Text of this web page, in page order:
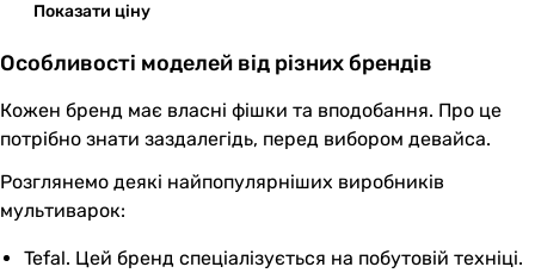
Показати ціну
Особливості моделей від різних брендів
Кожен бренд має власні фішки та вподобання. Про це
потрібно знати заздалегідь, перед вибором девайса.
Розглянемо деякі найпопулярніших виробників
мультиварок:
Tefal. Цей бренд спеціалізується на побутовій техніці.